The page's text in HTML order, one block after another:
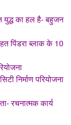
युद्ध का हल है- बहुजन
पिंडरा ब्लाक के 10
निर्माण परियोजना
रचनात्मक कार्य